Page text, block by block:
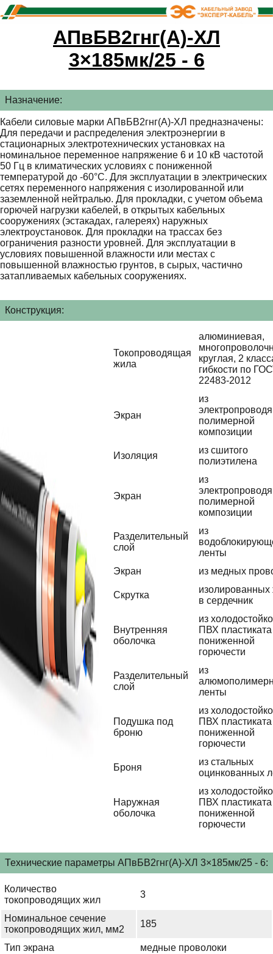
АПвБВ2гнг(А)-ХЛ
3×185мк/25 - 6
Назначение:
Кабели силовые марки АПвБВ2гнг(А)-ХЛ предназначены:
Для передачи и распределения электроэнергии в
стационарных электротехнических установках на
номинальное переменное напряжение 6 и 10 кВ частотой
50 Гц в климатических условиях с пониженной
температурой до -60°С. Для эксплуатации в электрических
сетях переменного напряжения с изолированной или
заземленной нейтралью. Для прокладки, с учетом объема
горючей нагрузки кабелей, в открытых кабельных
сооружениях (эстакадах, галереях) наружных
электроустановок. Для прокладки на трассах без
ограничения разности уровней. Для эксплуатации в
условиях повышенной влажности или местах с
повышенной влажностью грунтов, в сырых, частично
затапливаемых кабельных сооружениях.
Конструкция:
Токопроводящая
жила
алюминиевая,
круглая, 2
гибкости по
22483-2012
Экран
из
полимерной
композиции
Изоляция
из сшитого
полиэтилена
Экран
из
полимерной
композиции
Разделительный
слой
из
ленты
Экран
из медных
Скрутка
изолированных
в сердечник
Внутренняя
оболочка
из
ПВХ пластиката
пониженной
горючести
Разделительный
слой
из
ленты
Подушка под
броню
из
ПВХ пластиката
пониженной
горючести
Броня
из стальных
оцинкованных
Наружная
оболочка
из
ПВХ пластиката
пониженной
горючести
Технические параметры АПвБВ2гнг(А)-ХЛ 3×185мк/25 - 6:
Количество
токопроводящих жил
3
Номинальное сечение
токопроводящих жил, мм2
185
Тип экрана
медные проволоки